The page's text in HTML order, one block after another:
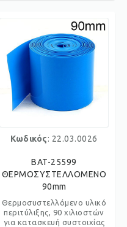
Κωδικός: 22.03.0026
BAT-25599
ΘΕΡΜΟΣΥΣΤΕΛΛΟΜΕΝΟ
90mm
Θερμοσυστελλόμενο υλικό
περιτύλιξης, 90 χιλιοστών
για κατασκευή συστοιχίας